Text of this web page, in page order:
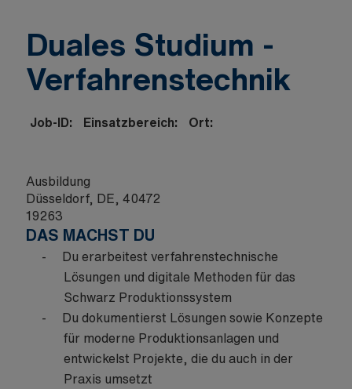
Duales Studium -
Verfahrenstechnik
Job-ID: Einsatzbereich: Ort:
Ausbildung
Düsseldorf, DE, 40472
19263
DAS MACHST DU
Du erarbeitest verfahrenstechnische
Lösungen und digitale Methoden für das
Schwarz Produktionssystem
Du dokumentierst Lösungen sowie Konzepte
für moderne Produktionsanlagen und
entwickelst Projekte, die du auch in der
Praxis umsetzt